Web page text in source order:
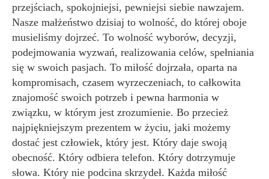
przejściach, spokojniejsi, pewniejsi siebie nawzajem.
Nasze małżeństwo dzisiaj to wolność, do której oboje
musieliśmy dojrzeć. To wolność wyborów, decyzji,
podejmowania wyzwań, realizowania celów, spełniania
się w swoich pasjach. To miłość dojrzała, oparta na
kompromisach, czasem wyrzeczeniach, to całkowita
znajomość swoich potrzeb i pewna harmonia w
związku, w którym jest zrozumienie. Bo przecież
najpiękniejszym prezentem w życiu, jaki możemy
dostać jest człowiek, który jest. Który daje swoją
obecność. Który odbiera telefon. Który dotrzymuje
słowa. Który nie podcina skrzydeł. Każda miłość